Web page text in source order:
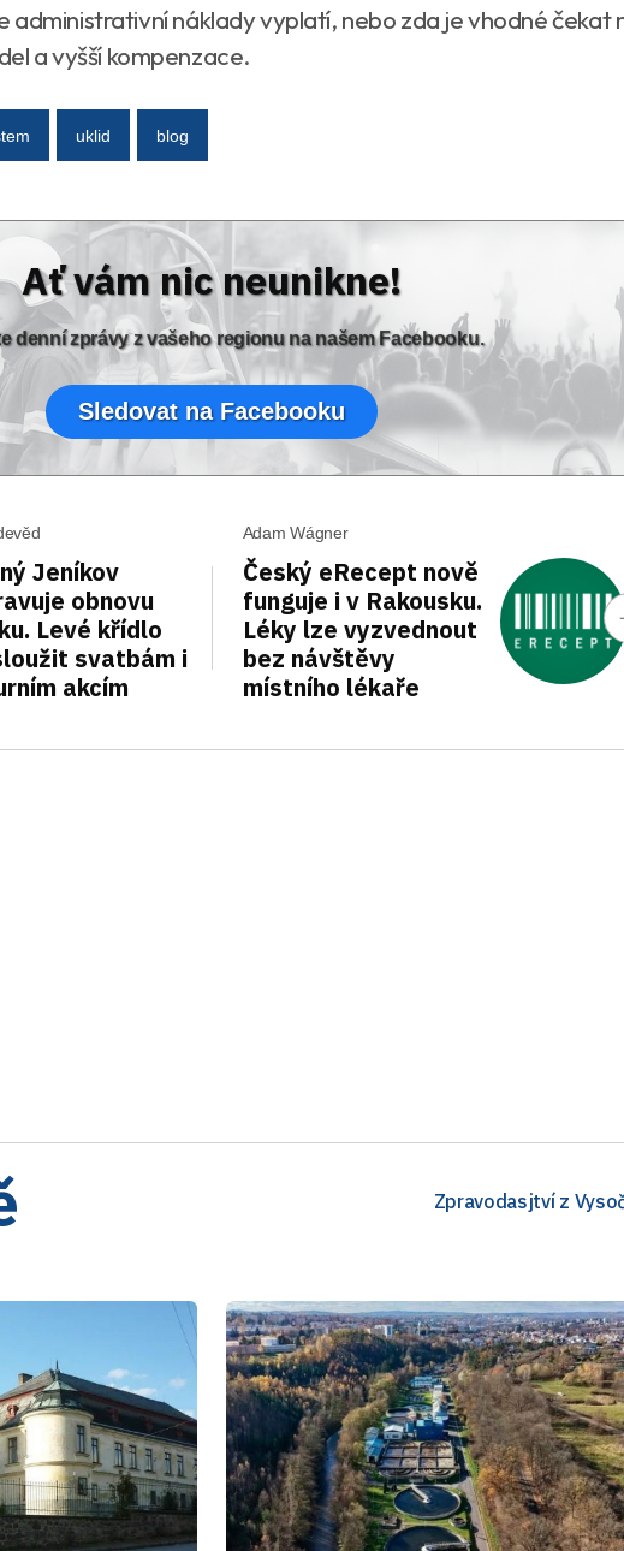
administrativní náklady vyplatí, nebo zda je vhodné čekat
a vyšší kompenzace.
uklid blog
Ať vám nic neunikne!
denní zprávy z vašeho regionu na našem Facebooku.
Sledovat na Facebooku
Jeníkov
obnovu
Levé křídlo
svatbám i
akcím
Adam Wágner
Český eRecept nově
funguje i v Rakousku.
Léky lze vyzvednout
bez návštěvy
místního lékaře
Zpravodasjtví z